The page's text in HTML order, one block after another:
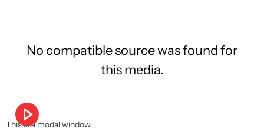
This is a modal window.
No compatible source was found for
this media.